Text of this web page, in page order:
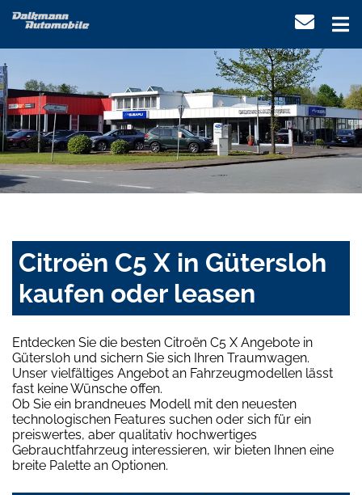
Citroën C5 X in Gütersloh
kaufen oder leasen
Entdecken Sie die besten Citroën C5 X Angebote in
Gütersloh und sichern Sie sich Ihren Traumwagen.
Unser vielfältiges Angebot an Fahrzeugmodellen lässt
fast keine Wünsche offen.
Ob Sie ein brandneues Modell mit den neuesten
technologischen Features suchen oder sich für ein
preiswertes, aber qualitativ hochwertiges
Gebrauchtfahrzeug interessieren, wir bieten Ihnen eine
breite Palette an Optionen.